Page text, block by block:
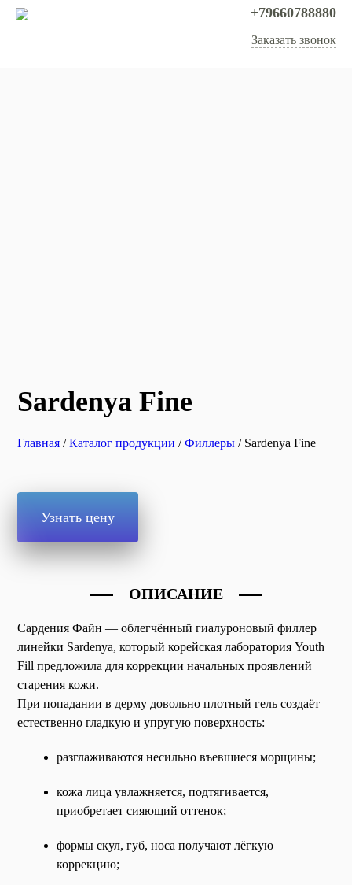
+79660788880
Заказать звонок
Sardenya Fine
Главная /Каталог продукции /Филлеры / Sardenya Fine
Узнать цену
ОПИСАНИЕ
Сардения Файн — облегчённый гиалуроновый филлер
линейки Sardenya, который корейская лаборатория Youth
Fill предложила для коррекции начальных проявлений
старения кожи.
При попадании в дерму довольно плотный гель создаёт
естественно гладкую и упругую поверхность:
разглаживаются несильно въевшиеся морщины;
кожа лица увлажняется, подтягивается,
приобретает сияющий оттенок;
формы скул, губ, носа получают лёгкую
коррекцию;